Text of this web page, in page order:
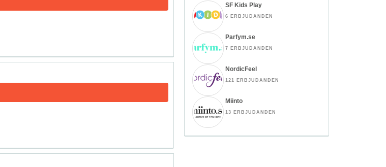
SF Kids Play
6 ERBJUDANDEN
Parfym.se
7 ERBJUDANDEN
NordicFeel
121 ERBJUDANDEN
Miinto
13 ERBJUDANDEN